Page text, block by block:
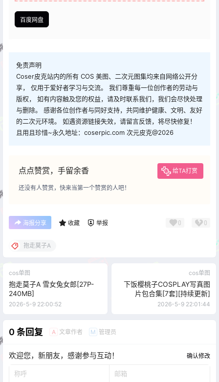
百度网盘
免责声明
Coser皮克站内的所有 COS 美图、二次元图集均来自网络公开分
享， 仅用于爱好者学习与交流。 我们尊重每一位创作者的劳动与
版权， 如有内容触及您的权益，请及时联系我们，我们会尽快处理
与删除。 感谢各位创作者与同好支持，共同维护健康、文明、友好
的二次元环境。 如遇资源链接失效，请留言反馈，将尽快修复！
且用且珍惜~永久地址：coserpic.com 次元皮克@2026
点点赞赏，手留余香 给TA打赏
还没有人赞赏，快来当第一个赞赏的人吧！
海报分享 收藏 举报 0 0
抱走莫子A
cos单图
抱走莫子A 雪女兔女郎[27P-
240MB]
2026-5-9 22:00:52
cos单图
下饭樱桃子COSPLAY写真图
片包合集[7套][持续更新]
2026-5-9 22:01:44
0 条回复 A 文章作者 M 管理员
欢迎您，新朋友，感谢参与互动！ 确认修改